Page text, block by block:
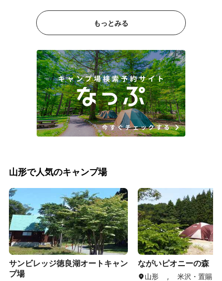
もっとみる
山形で人気のキャンプ場
サンビレッジ徳良湖オートキャン
プ場
ながいピオニーの森
山形 , 米沢・置賜